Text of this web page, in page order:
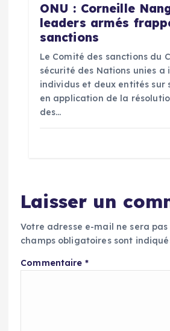
ONU : Corneille
leaders armés
sanctions
Le Comité des sanctions du
sécurité des Nations unies a
individus et deux entités sur
en application de la
des…
Laisser un
Votre adresse e-mail ne sera pas
champs obligatoires sont
Commentaire *